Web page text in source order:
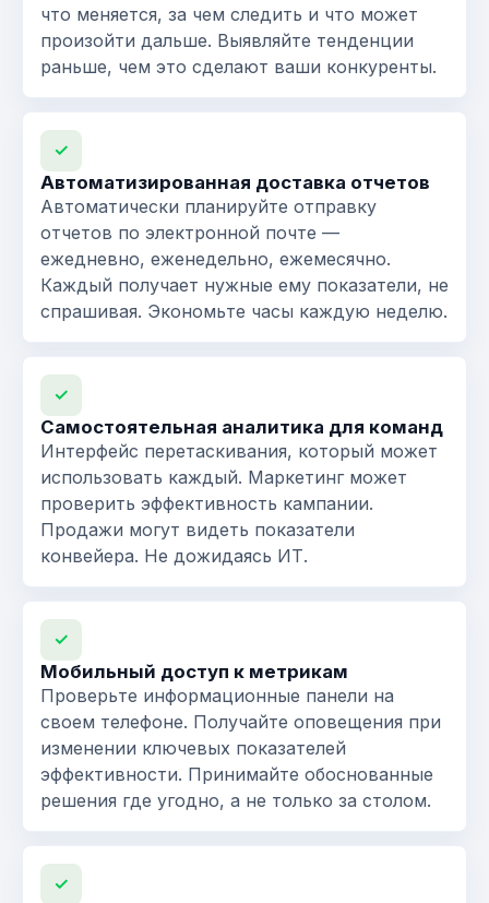
что меняется, за чем следить и что может
произойти дальше. Выявляйте тенденции
раньше, чем это сделают ваши конкуренты.
✓
Автоматизированная доставка отчетов
Автоматически планируйте отправку
отчетов по электронной почте —
ежедневно, еженедельно, ежемесячно.
Каждый получает нужные ему показатели, не
спрашивая. Экономьте часы каждую неделю.
✓
Самостоятельная аналитика для команд
Интерфейс перетаскивания, который может
использовать каждый. Маркетинг может
проверить эффективность кампании.
Продажи могут видеть показатели
конвейера. Не дожидаясь ИТ.
✓
Мобильный доступ к метрикам
Проверьте информационные панели на
своем телефоне. Получайте оповещения при
изменении ключевых показателей
эффективности. Принимайте обоснованные
решения где угодно, а не только за столом.
✓